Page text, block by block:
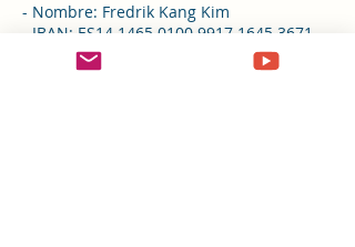
- Nombre: Fredrik Kang Kim
- IBAN: ES14 1465 0100 9917 1645 3671
-Código BIC: INGDESMMXXX
-Concepto: "Nombre del alumno/a"